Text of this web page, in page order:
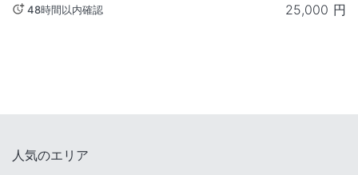
48時間以内確認 25,000 円
人気のエリア